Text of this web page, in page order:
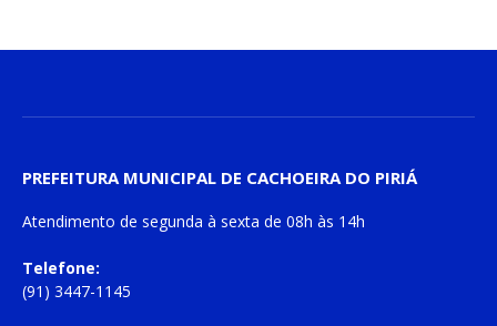
PREFEITURA MUNICIPAL DE CACHOEIRA DO PIRIÁ
Atendimento de segunda à sexta de 08h às 14h
Telefone:
(91) 3447-1145